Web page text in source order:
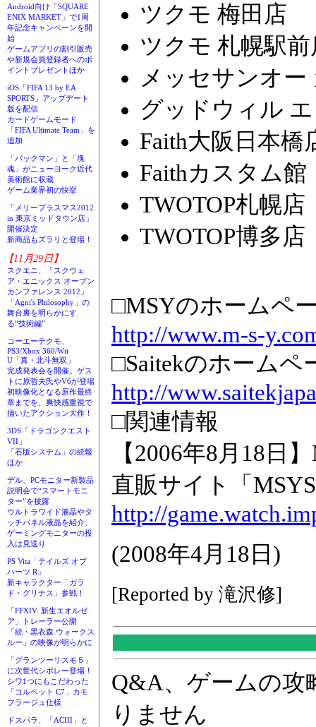
Android向け「SQUARE
ENIX MARKET」で1周
年記念キャンペーンを開
始
ゲームアプリの割引販売
や新規会員登録者へのポ
イントプレゼントほか
iOS「FIFA 13 by EA
SPORTS」アップデート
版を配信
カードゲームモード
「FIFA Ultimate Team」を
追加
「パックマン」と「塊
魂」がニューヨーク近代
美術館に収蔵
ゲーム業界初の快挙
「メリープラスマス2012
in 東京ミッドタウン店」
開催決定
新商品もズラリと登場！
【11月29日】
スクエニ、「スクウェ
ア・エニックス オープン
カンファレンス 2012」
「Agni's Philosophy」の
舞台裏を明らかにす
る“技術編”
コーエーテクモ、
PS3/Xbox 360/Wii
U「真・北斗無双」
完成発表会を開催。ゲス
トに原哲夫氏やV6が登場
初映像化となる原作最終
章までを、爽快感重視で
描いたアクション大作！
3DS「ドラゴンクエスト
VII」
「石版システム」の続報
ほか
デル、PCモニター新製品
説明会で“スマートモニ
ター”を披露
ウルトラワイド液晶やタ
ッチパネル液晶を紹介、
ゲーミングモニターの投
入は見送り
PS Vita「テイルズ オブ
ハーツ R」
新キャラクター「ガラ
ド・グリナス」参戦！
「FFXIV: 新生エオルゼ
ア」トレーラー公開
「続・黒衣森 ウォークス
ルー」の映像が明らかに
「グランツーリスモ５」
に次世代シボレー登場！
シワ1つにもこだわった
「コルベット C7」カモ
フラージュ仕様
ドスパラ、「ACIII」と
ツクモ 梅田店
ツクモ 札幌駅前
メッセサンオー
グッドウィル
Faith大阪日本橋
Faithカスタム館
TWOTOP札幌店
TWOTOP博多店
□MSYのホームペ
http://www.m-s-
□Saitekのホームペ
http://
□関連情報
【2006年8月18日
直販サイト「
http://
(2008年4月18日)
[Reported by 滝沢修]
Q&A、ゲームの攻
りません